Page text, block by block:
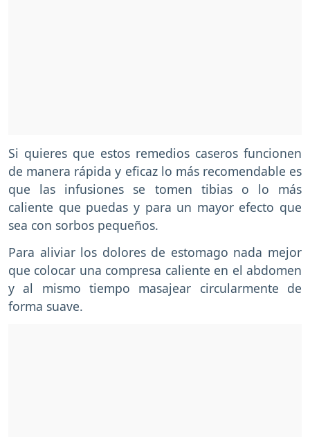
Si quieres que estos remedios caseros funcionen
de manera rápida y eficaz lo más recomendable es
que las infusiones se tomen tibias o lo más
caliente que puedas y para un mayor efecto que
sea con sorbos pequeños.
Para aliviar los dolores de estomago nada mejor
que colocar una compresa caliente en el abdomen
y al mismo tiempo masajear circularmente de
forma suave.